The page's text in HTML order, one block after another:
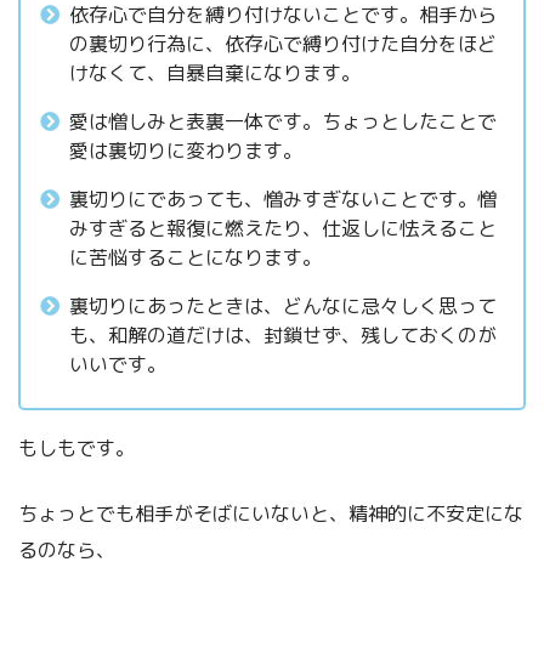
いつでも相手を自由にさせることができる
覚悟を持つ
人は裏切りに出会ったときに、
その人の真価（本当の価値）が出るもの
依存心で自分を縛り付けないことです。相手から
の裏切り行為に、依存心で縛り付けた自分をほど
けなくて、自暴自棄になります。
愛は憎しみと表裏一体です。ちょっとしたことで
愛は裏切りに変わります。
裏切りにであっても、憎みすぎないことです。憎
みすぎると報復に燃えたり、仕返しに怯えること
に苦悩することになります。
裏切りにあったときは、どんなに忌々しく思って
も、和解の道だけは、封鎖せず、残しておくのが
いいです。
もしもです。
ちょっとでも相手がそばにいないと、精神的に不安定にな
るのなら、